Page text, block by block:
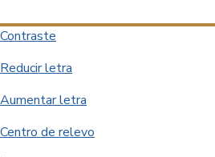
Contraste
Reducir letra
Aumentar letra
Centro de relevo